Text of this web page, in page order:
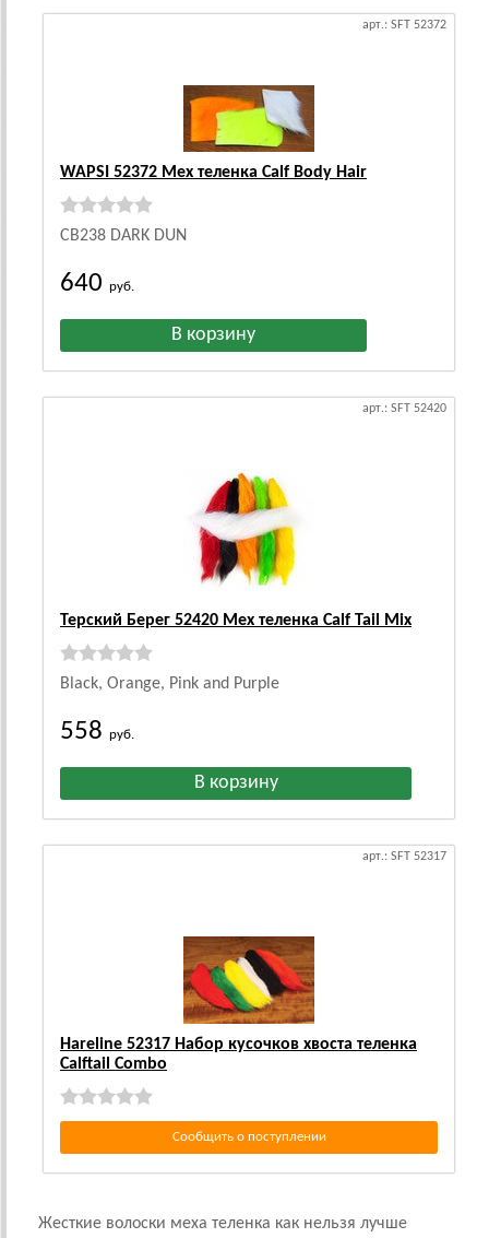
арт.: SFT 52372
WAPSI 52372 Мех теленка Calf Body Hair
CB238 DARK DUN
640 руб.
арт.: SFT 52420
Терский Берег 52420 Мех теленка Calf Tail Mix
Black, Orange, Pink and Purple
558 руб.
арт.: SFT 52317
Hareline 52317 Набор кусочков хвоста теленка
Calftail Combo
Сообщить о поступлении
Жесткие волоски меха теленка как нельзя лучше